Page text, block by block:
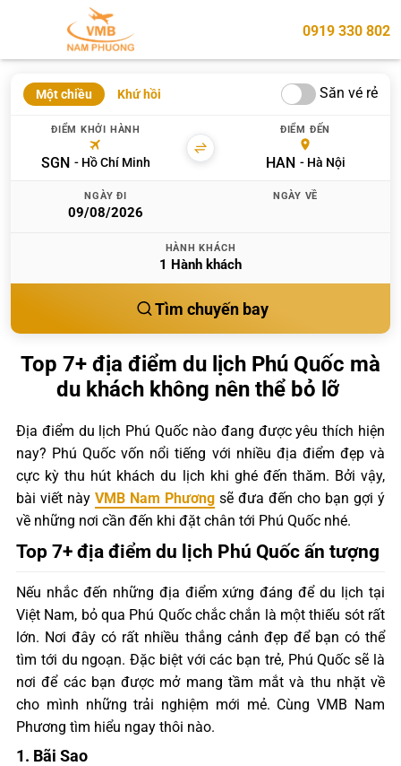
0919 330 802
Một chiều Khứ hồi Săn vé rẻ
ĐIỂM KHỞI HÀNH
SGN Hồ Chí Minh
ĐIỂM ĐẾN
HAN Hà Nội
NGÀY ĐI NGÀY VỀ
HÀNH KHÁCH
1 Hành khách
Tìm chuyến bay
Top 7+ địa điểm du lịch Phú Quốc mà
du khách không nên thể bỏ lỡ
Địa điểm du lịch Phú Quốc nào đang được yêu thích hiện
nay? Phú Quốc vốn nổi tiếng với nhiều địa điểm đẹp và
cực kỳ thu hút khách du lịch khi ghé đến thăm. Bởi vậy,
bài viết này VMB Nam Phương sẽ đưa đến cho bạn gợi ý
về những nơi cần đến khi đặt chân tới Phú Quốc nhé.
Top 7+ địa điểm du lịch Phú Quốc ấn tượng
Nếu nhắc đến những địa điểm xứng đáng để du lịch tại
Việt Nam, bỏ qua Phú Quốc chắc chắn là một thiếu sót rất
lớn. Nơi đây có rất nhiều thắng cảnh đẹp để bạn có thể
tìm tới du ngoạn. Đặc biệt với các bạn trẻ, Phú Quốc sẽ là
nơi để các bạn được mở mang tầm mắt và thu nhặt về
cho mình những trải nghiệm mới mẻ. Cùng VMB Nam
Phương tìm hiểu ngay thôi nào.
1. Bãi Sao